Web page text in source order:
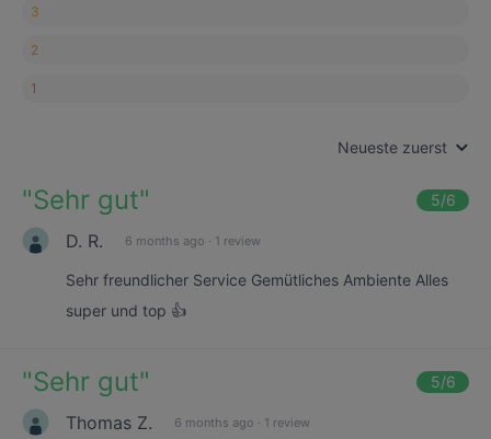
3
2
1
Neueste zuerst
"Sehr gut" 5/6
D. R. 6 months ago · 1 review
Sehr freundlicher Service Gemütliches Ambiente Alles
super und top 👍
"Sehr gut" 5/6
Thomas Z. 6 months ago · 1 review